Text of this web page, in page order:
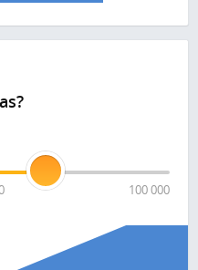
100 000